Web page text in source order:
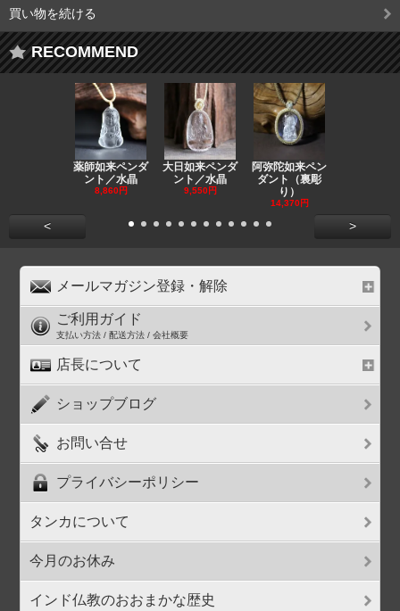
買い物を続ける
RECOMMEND
薬師如来ペンダ
ント／水晶
8,860円
大日如来ペンダ
ント／水晶
9,550円
阿弥陀如来ペン
ダント（裏彫
り）
14,370円
< >
メールマガジン登録・解除
ご利用ガイド
支払い方法 / 配送方法 / 会社概要
店長について
ショップブログ
お問い合せ
プライバシーポリシー
タンカについて
今月のお休み
インド仏教のおおまかな歴史